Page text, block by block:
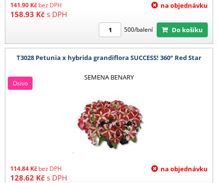
141.90 Kč bez DPH
158.93 Kč s DPH
na objednávku
500/balení Do košíku
T3028 Petunia x hybrida grandiflora SUCCESS! 360° Red Star
SEMENA BENARY
114.84 Kč bez DPH
128.62 Kč s DPH
Osivo
na objednávku